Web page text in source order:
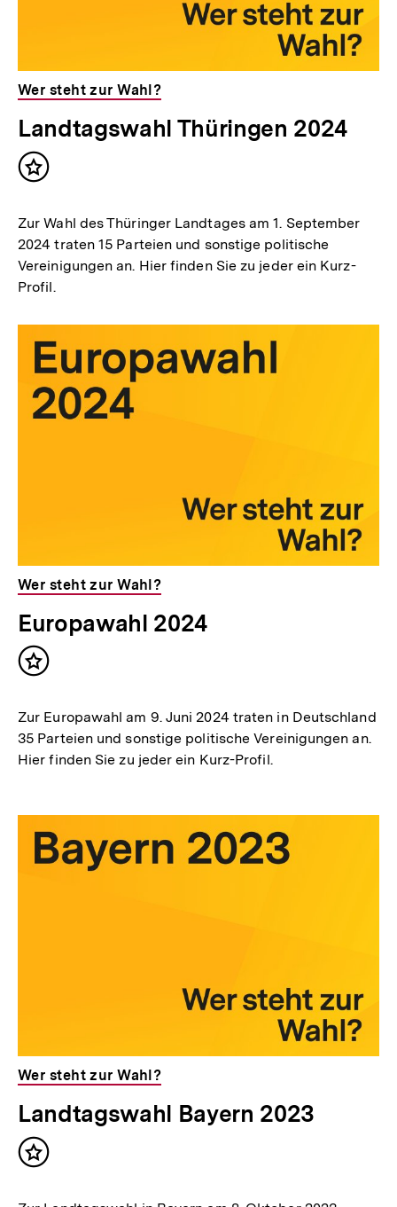
Wer steht zur Wahl?
Landtagswahl Thüringen 2024
Inhalt
Zur Wahl des Thüringer Landtages am 1. September
2024 traten 15 Parteien und sonstige politische
Vereinigungen an. Hier finden Sie zu jeder ein Kurz-
Profil.
Wer steht zur Wahl?
Europawahl 2024
Inhalt
Zur Europawahl am 9. Juni 2024 traten in Deutschland
35 Parteien und sonstige politische Vereinigungen an.
Hier finden Sie zu jeder ein Kurz-Profil.
Wer steht zur Wahl?
Landtagswahl Bayern 2023
Inhalt